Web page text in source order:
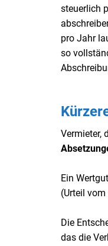
steuerlich
pro Jahr
so
Vermieter,
Ein
(Urteil
Die
das die